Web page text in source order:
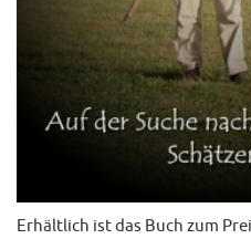
Erhältlich ist das Buch zum